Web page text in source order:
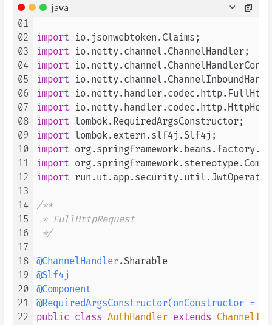
java
01
02
03
04
05
06
07
08
09
10
11
12
13
14
15
16
17
18
19
20
21
22
import
import
import
import
import
import
import
import
import
import
import
/**
* FullHttpRequest
*/
@ChannelHandler
@Slf4j
@Component
@RequiredArgsConstructor(onConstructor =
public class AuthHandler extends